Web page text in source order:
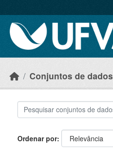
Conjuntos de dados
Ordenar por